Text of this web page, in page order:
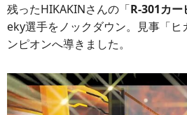
残ったHIKAKINさんの「R-301カー
eky選手をノックダウン。見事「ヒ
ンピオンへ導きました。